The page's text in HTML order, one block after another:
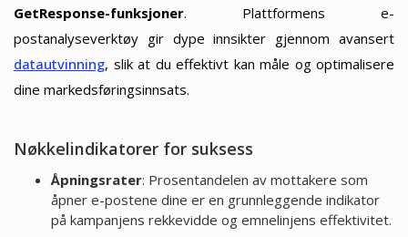
GetResponse-funksjoner. Plattformens e-
postanalyseverktøy gir dype innsikter gjennom avansert
datautvinning, slik at du effektivt kan måle og optimalisere
dine markedsføringsinnsats.
Nøkkelindikatorer for suksess
Åpningsrater: Prosentandelen av mottakere som
åpner e-postene dine er en grunnleggende indikator
på kampanjens rekkevidde og emnelinjens effektivitet.